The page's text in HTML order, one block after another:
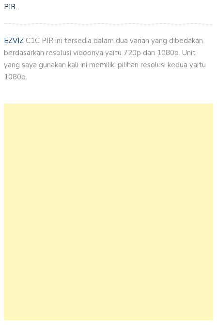
PIR.
EZVIZ C1C PIR ini tersedia dalam dua varian yang dibedakan
berdasarkan resolusi videonya yaitu 720p dan 1080p. Unit
yang saya gunakan kali ini memiliki pilihan resolusi kedua yaitu
1080p.